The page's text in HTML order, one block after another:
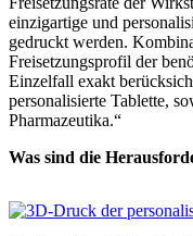
einzigartige und
gedruckt werden.
Freisetzungsprofil der
Einzelfall exakt
personalisierte Tablette,
Pharmazeutika.“
Was sind die